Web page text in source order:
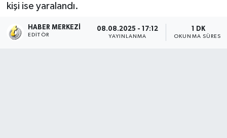
kişi ise yaralandı.
HABER MERKEZI
EDITÖR
08.08.2025 - 17:12
YAYINLANMA
1 DK
OKUNMA SÜRESI